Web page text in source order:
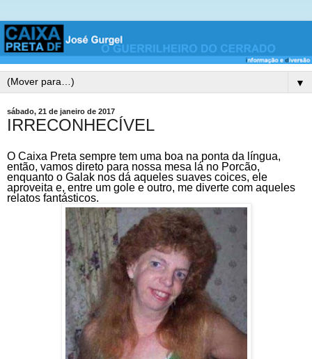
▼
sábado, 21 de janeiro de 2017
IRRECONHECÍVEL
O Caixa Preta sempre tem uma boa na ponta da língua,
então, vamos direto para nossa mesa lá no Porcão,
enquanto o Galak nos dá aqueles suaves coices, ele
aproveita e, entre um gole e outro, me diverte com aqueles
relatos fantásticos.